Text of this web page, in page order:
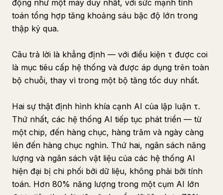
động như một máy duy nhất, với sức mạnh tính
toán tổng hợp tăng khoảng sáu bậc độ lớn trong
thập kỷ qua.
Câu trả lời là khẳng định — với điều kiện τ được coi
là mục tiêu cấp hệ thống và được áp dụng trên toàn
bộ chuỗi, thay vì trong một bộ tăng tốc duy nhất.
Hai sự thật định hình khía cạnh AI của lập luận τ.
Thứ nhất, các hệ thống AI tiếp tục phát triển — từ
một chip, đến hàng chục, hàng trăm và ngày càng
lên đến hàng chục nghìn. Thứ hai, ngân sách năng
lượng và ngân sách vật liệu của các hệ thống AI
hiện đại bị chi phối bởi dữ liệu, không phải bởi tính
toán. Hơn 80% năng lượng trong một cụm AI lớn